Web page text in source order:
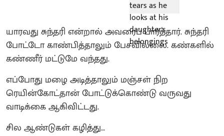
யாரவது சுந்தரி என்றால் அவரைப் பார்த்தார். சுந்தரி
போட்டோ காண்பித்தாலும் பேசவில்லை. கண்களில்
கண்ணீர் மட்டுமே வந்தது.
எப்போது மழை அடித்தாலும் மஞ்சள் நிற
ரெயின்கோட்தான் போட்டுக்கொண்டு வருவது
வாடிக்கை ஆகிவிட்டது.
சில ஆண்டுகள் கழித்து…